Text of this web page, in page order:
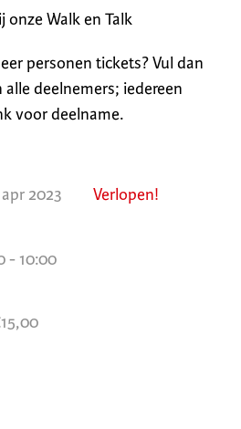
onze Walk en Talk
personen tickets? Vul dan
deelnemers; iedereen
voor deelname.
apr 2023 Verlopen!
- 10:00